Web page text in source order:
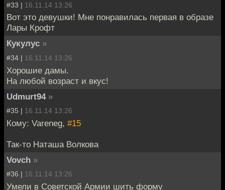
#33 | 16.11.14 13:26
Вот это девушки! Мне понравилась первая в образе
Лары Крофт
Кукулус »
#34 | 16.11.14 13:26
Хорошие дамы.
На любой возраст и вкус!
Udmurt94 »
#35 | 16.11.14 13:26
Кому: Vareneg, #15
Так-то Наташа Волкова
Vovch »
#36 | 16.11.14 13:26
Умели в Советской Армии шить форму